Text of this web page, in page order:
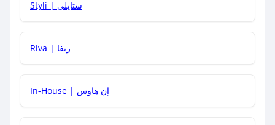
هل يمكنني جمع كود خصم مع العروض الأخرى؟
Styli | ستايلي
Riva | ريفا
In-House | إن هاوس